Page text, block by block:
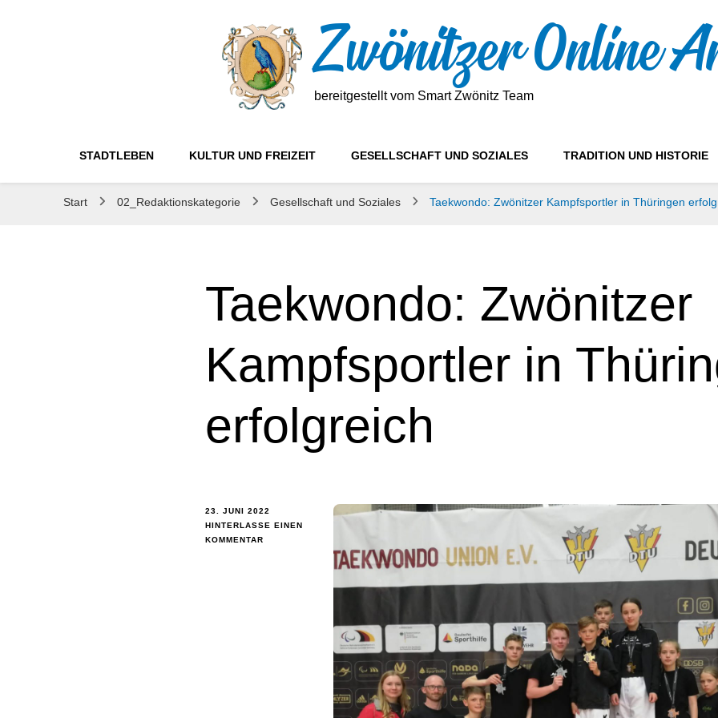
Zwönitzer Online
bereitgestellt vom Smart Zwönitz Team
STADTLEBEN KULTUR UND FREIZEIT GESELLSCHAFT UND SOZIALES TRADITION UND HISTORIE
Start 02_Redaktionskategorie Gesellschaft und Soziales Taekwondo: Zwönitzer Kampfsportler in Thüringen
Taekwondo: Zwönitzer
Kampfsportler in
erfolgreich
23. JUNI 2022
HINTERLASSE EINEN
KOMMENTAR